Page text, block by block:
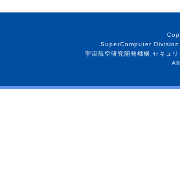
SuperComputer
宇宙航空研究開発機構 セキュ